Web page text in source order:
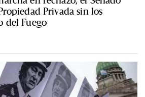
Privada sin los
del Fuego